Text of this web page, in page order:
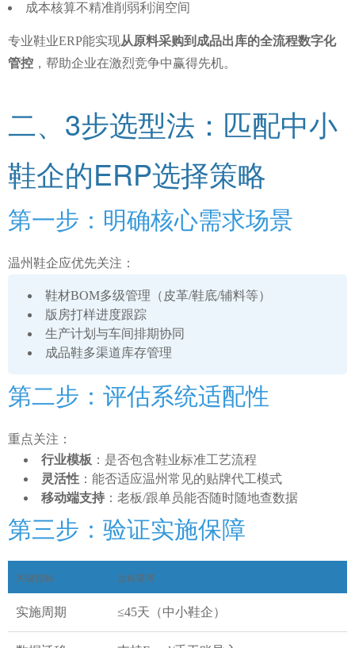
成本核算不精准削弱利润空间
专业鞋业ERP能实现从原料采购到成品出库的全流程数字化
管控 ，帮助企业在激烈竞争中赢得先机。
二、3步选型法：匹配中小
鞋企的ERP选择策略
第一步：明确核心需求场景
温州鞋企应优先关注：
鞋材BOM多级管理（皮革/鞋底/辅料等）
版房打样进度跟踪
生产计划与车间排期协同
成品鞋多渠道库存管理
第二步：评估系统适配性
重点关注：
行业模板 ：是否包含鞋业标准工艺流程
灵活性 ：能否适应温州常见的贴牌代工模式
移动端支持 ：老板/跟单员能否随时随地查数据
第三步：验证实施保障
关键指标 达标要求
实施周期 ≤45天（中小鞋企）